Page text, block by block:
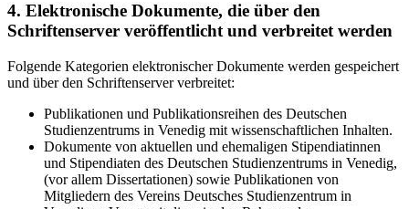
4. Elektronische Dokumente, die über den
Schriftenserver veröffentlicht und verbreitet werden
Folgende Kategorien elektronischer Dokumente werden gespeichert
und über den Schriftenserver verbreitet:
Publikationen und Publikationsreihen des Deutschen
Studienzentrums in Venedig mit wissenschaftlichen Inhalten.
Dokumente von aktuellen und ehemaligen Stipendiatinnen
und Stipendiaten des Deutschen Studienzentrums in Venedig,
(vor allem Dissertationen) sowie Publikationen von
Mitgliedern des Vereins Deutsches Studienzentrum in